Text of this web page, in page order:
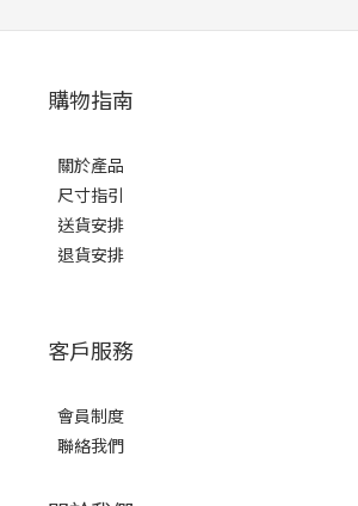
購物指南
關於產品
尺寸指引
送貨安排
退貨安排
客戶服務
會員制度
聯絡我們